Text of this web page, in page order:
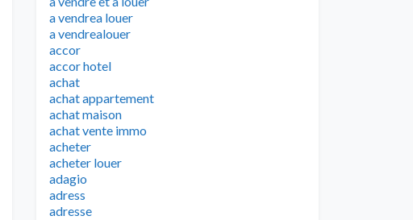
a vendrea louer
a vendrealouer
accor
accor hotel
achat
achat appartement
achat maison
achat vente immo
acheter
acheter louer
adagio
adress
adresse